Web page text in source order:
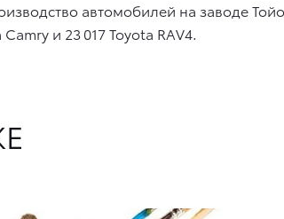
автомобилей на заводе
и 23 017 Toyota RAV4.